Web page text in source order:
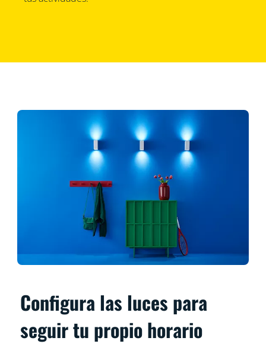
Configura las luces para
seguir tu propio horario